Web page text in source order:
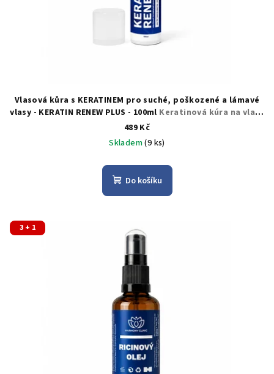
Vlasová kůra s KERATINEM pro suché, poškozené a lámavé
vlasy - KERATIN RENEW PLUS - 100ml Keratinová kúra na vlasy
s panthenolem a arganovým olejem
489 Kč
Skladem(9 ks)
Do košíku
3 + 1